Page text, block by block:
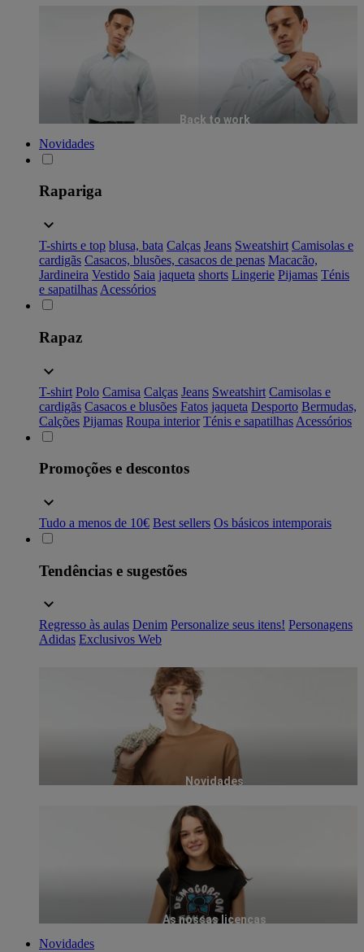
Back to work
Novidades
Rapariga
T-shirts e top blusa, bata Calças Jeans Sweatshirt Camisolas e
cardigãs Casacos, blusões, casacos de penas Macacão,
Jardineira Vestido Saia jaqueta shorts Lingerie Pijamas Ténis
e sapatilhas Acessórios
Rapaz
T-shirt Polo Camisa Calças Jeans Sweatshirt Camisolas e
cardigãs Casacos e blusões Fatos jaqueta Desporto Bermudas,
Calções Pijamas Roupa interior Ténis e sapatilhas Acessórios
Promoções e descontos
Tudo a menos de 10€ Best sellers Os básicos intemporais
Tendências e sugestões
Regresso às aulas Denim Personalize seus itens! Personagens
Adidas Exclusivos Web
Novidades
As nossas licenças
Novidades